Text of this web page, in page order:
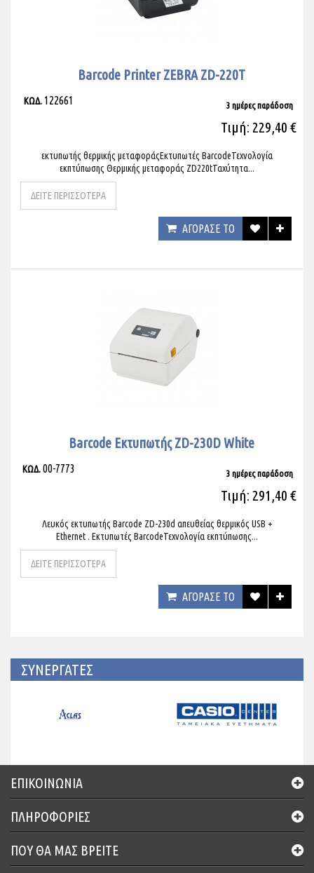
Barcode Printer ZEBRA ZD-220T
3 ημέρες παράδοση
ΚΩΔ. 122661
Τιμή: 229,40 €
εκτυπωτής θερμικής μεταφοράςΕκτυπωτές BarcodeΤεχνολογία
εκπτύπωσης Θερμικής μεταφοράς ZD220tΤαχύτητα...
ΔΕΙΤΕ ΠΕΡΙΣΣΟΤΕΡΑ
ΑΓΟΡΑΣΕ ΤΟ
Barcode Εκτυπωτής ZD-230D White
3 ημέρες παράδοση
ΚΩΔ.00-7773
Τιμή: 291,40 €
Λευκός εκτυπωτής Barcode ZD-230d απευθείας θερμικός USB +
Ethernet . Εκτυπωτές BarcodeΤεχνολογία εκπτύπωσης...
ΔΕΙΤΕ ΠΕΡΙΣΣΟΤΕΡΑ
ΑΓΟΡΑΣΕ ΤΟ
ΣΥΝΕΡΓΑΤΕΣ
ΕΠΙΚΟΙΝΩΝΊΑ
ΠΛΗΡΟΦΟΡΙΕΣ
ΠΟΥ ΘΑ ΜΑΣ ΒΡΕΊΤΕ